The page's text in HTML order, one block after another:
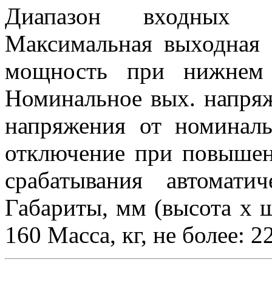
Диапазон
Максимальная
мощность при
Номинальное вых.
напряжения от
отключение при
срабатывания
Габариты, мм (высота x
160 Масса, кг, не более: